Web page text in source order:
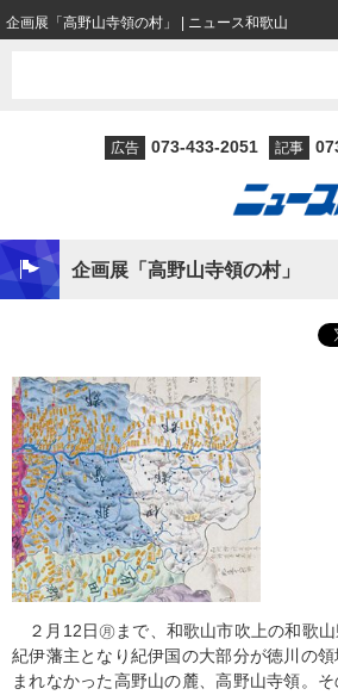
企画展「高野山寺領の村」 | ニュース和歌山
広告 073-433-2051 記事
企画展「高野山寺領の村」
２月12日㊊まで、和歌山市吹上の和歌
紀伊藩主となり紀伊国の大部分が徳川の
まれなかった高野山の麓、高野山寺領。